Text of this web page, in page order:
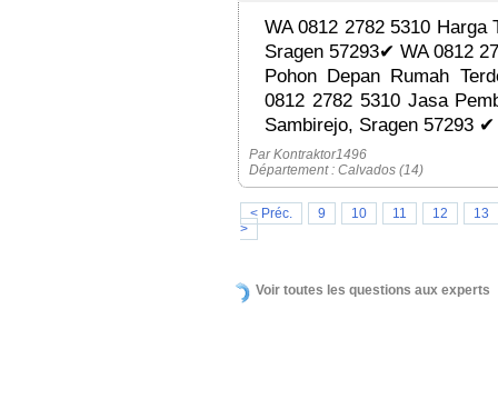
WA 0812 2782 5310 Harga
Sragen 57293✔ WA 0812
Pohon Depan Rumah
0812 2782 5310 Jasa
Sambirejo, Sragen 57293
Par Kontraktor1496
Département : Calvados (14)
< Préc. 9 10 11 12
13
>
Voir toutes les questions aux experts